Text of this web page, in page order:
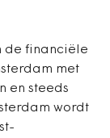
de financiële
met
en steeds
wordt